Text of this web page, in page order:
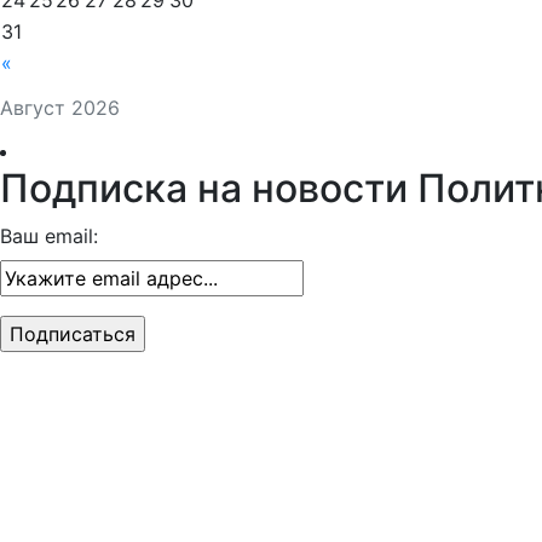
Август 2026
«
31
Подписка на новости
Ваш email: